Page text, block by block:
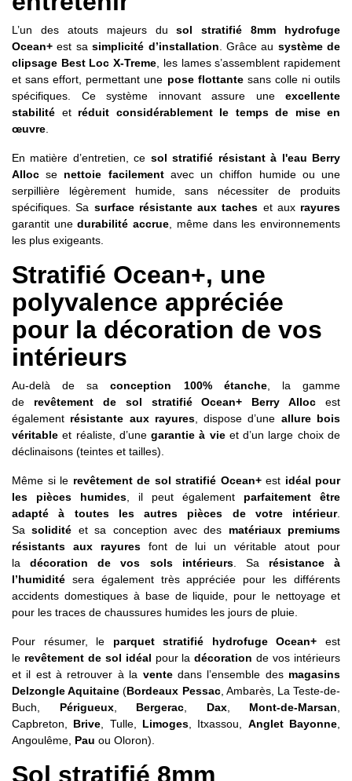
L’un des atouts majeurs dusol stratifié 8mm hydrofuge
Ocean+ est sasimplicité d’installation . Grâce au système de
clipsage Best Loc X-Treme , les lames s’assemblent rapidement
et sans effort, permettant une pose flottantesans colle ni outils
spécifiques. Ce système innovant assure une excellente
stabilité et réduit considérablement le temps de mise en
œuvre
En matière d’entretien, ce sol stratifié résistant à l'eau Berry
Alloc se nettoie facilementavec un chiffon humide ou une
serpillière légèrement humide, sans nécessiter de produits
spécifiques. Sa surface résistante aux taches et aux rayures
garantit unedurabilité accrue , même dans les environnements
les plus exigeants.
Stratifié Ocean+, une
polyvalence appréciée
pour la décoration de vos
intérieurs
Au-delà de saconception 100% étanche, la gamme
de revêtement de sol stratifié Ocean+ Berry Alloc est
également résistante aux rayures, dispose d’une allure bois
véritable et réaliste, d’unegarantie à vieet d’un large choix de
déclinaisons (teintes et tailles).
Même si le revêtement de sol stratifié Ocean+est idéal pour
les pièces humides , il peut également parfaitement être
adapté à toutes les autres pièces de votre intérieur.
Sasolidité et sa conception avec des matériaux premiums
résistants aux rayuresfont de lui un véritable atout pour
ladécoration de vos sols intérieurs. Sa résistance à
l’humidité sera également très appréciée pour les différents
accidents domestiques à base de liquide, pour le nettoyage et
pour les traces de chaussures humides les jours de pluie.
Pour résumer, le parquet stratifié hydrofuge Ocean+ est
le revêtement de sol idéal pour ladécoration de vos intérieurs
et il est à retrouver à la ventedans l’ensemble des magasins
Delzongle Aquitaine (Bordeaux Pessac, Ambarès, La Teste-de-
Buch, Périgueux, Bergerac Dax, Mont-de-Marsan
Capbreton, Brive , Tulle, Limoges , Itxassou, Anglet Bayonne
Angoulême, Pau ou Oloron).
Sol stratifié 8mm